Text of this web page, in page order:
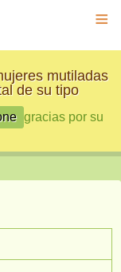
≡
mutiladas
de su tipo
gracias por su